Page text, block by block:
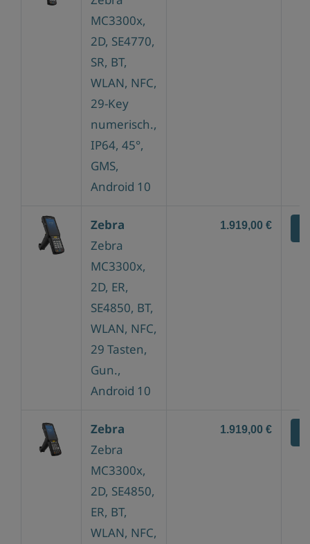
MC3300x,
2D, SE4770,
SR, BT,
WLAN, NFC,
29-Key
numerisch.,
IP64, 45°,
GMS,
Android 10
Zebra
Zebra
MC3300x,
2D, ER,
SE4850, BT,
WLAN, NFC,
29 Tasten,
Gun.,
Android 10
1.919,00 €
Zebra
Zebra
MC3300x,
2D, SE4850,
ER, BT,
WLAN, NFC,
1.919,00 €